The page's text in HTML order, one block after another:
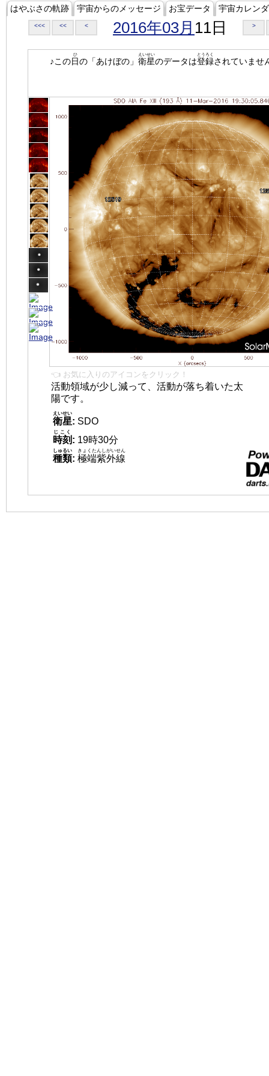
はやぶさの軌跡 宇宙からのメッセージ お宝データ 宇宙カレン
<<< << < 2016年03月 11日 >
♪この日
ひ
の「あけぼの」 衛星
えいせい
のデータは登録
とうろく
されていませ
👈 お気に入りのアイコンをクリック！
活動領域が少し減って、活動が落ち着いた太
陽です。
衛星
えいせい
: SDO
時刻
じこく
: 19時30分
種類
しゅるい
: 極端紫外線
きょくたんしがいせん